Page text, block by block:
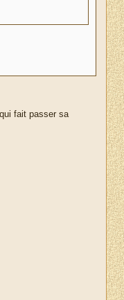
fait passer sa